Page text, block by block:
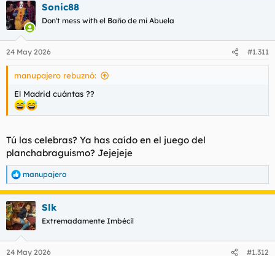
Sonic88
Don't mess with el Baño de mi Abuela
24 May 2026 #1.311
manupajero rebuznó:
El Madrid cuántas ??
Tú las celebras? Ya has caído en el juego del
planchabraguismo? Jejejeje
R
e
a
c
c
i
manupajero
Slk
Extremadamente Imbécil
24 May 2026 #1.312